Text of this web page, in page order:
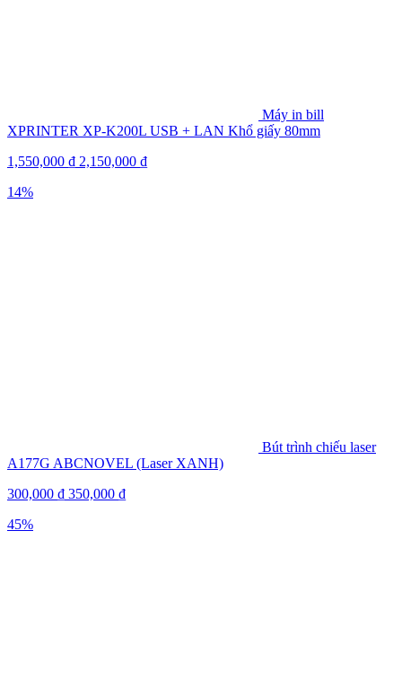
Máy in bill
XPRINTER XP-K200L USB + LAN Khổ giấy 80mm
1,550,000 ₫ 2,150,000 ₫
14%
Bút trình chiếu laser
A177G ABCNOVEL (Laser XANH)
300,000 ₫ 350,000 ₫
45%